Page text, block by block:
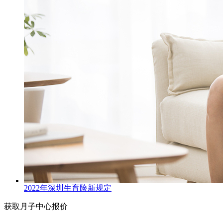
2022年深圳生育险新规定
获取月子中心报价